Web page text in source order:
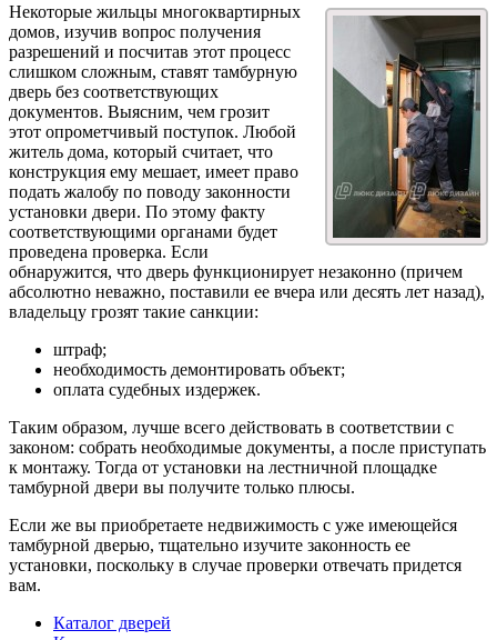
Некоторые жильцы многоквартирных
домов, изучив вопрос получения
разрешений и посчитав этот процесс
слишком сложным, ставят тамбурную
дверь без соответствующих
документов. Выясним, чем грозит
этот опрометчивый поступок. Любой
житель дома, который считает, что
конструкция ему мешает, имеет право
подать жалобу по поводу законности
установки двери. По этому факту
соответствующими органами будет
проведена проверка. Если
обнаружится, что дверь функционирует незаконно (причем
абсолютно неважно, поставили ее вчера или десять лет назад),
владельцу грозят такие санкции:
штраф;
необходимость демонтировать объект;
оплата судебных издержек.
Таким образом, лучше всего действовать в соответствии с
законом: собрать необходимые документы, а после приступать
к монтажу. Тогда от установки на лестничной площадке
тамбурной двери вы получите только плюсы.
Если же вы приобретаете недвижимость с уже имеющейся
тамбурной дверью, тщательно изучите законность ее
установки, поскольку в случае проверки отвечать придется
вам.
Каталог дверей